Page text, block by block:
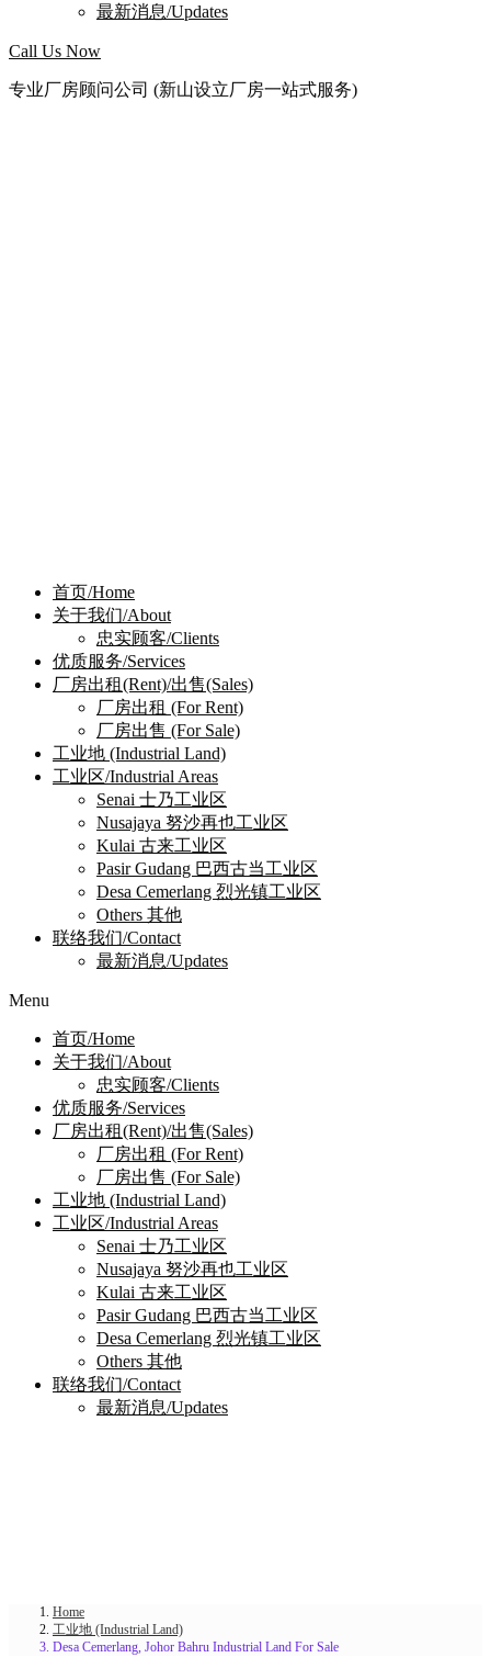
最新消息/Updates
Call Us Now
专业厂房顾问公司 (新山设立厂房一站式服务)
首页/Home
关于我们/About
忠实顾客/Clients
优质服务/Services
厂房出租(Rent)/出售(Sales)
厂房出租 (For Rent)
厂房出售 (For Sale)
工业地 (Industrial Land)
工业区/Industrial Areas
Senai 士乃工业区
Nusajaya 努沙再也工业区
Kulai 古来工业区
Pasir Gudang 巴西古当工业区
Desa Cemerlang 烈光镇工业区
Others 其他
联络我们/Contact
最新消息/Updates
Menu
首页/Home
关于我们/About
忠实顾客/Clients
优质服务/Services
厂房出租(Rent)/出售(Sales)
厂房出租 (For Rent)
厂房出售 (For Sale)
工业地 (Industrial Land)
工业区/Industrial Areas
Senai 士乃工业区
Nusajaya 努沙再也工业区
Kulai 古来工业区
Pasir Gudang 巴西古当工业区
Desa Cemerlang 烈光镇工业区
Others 其他
联络我们/Contact
最新消息/Updates
Home
工业地 (Industrial Land)
Desa Cemerlang, Johor Bahru Industrial Land For Sale